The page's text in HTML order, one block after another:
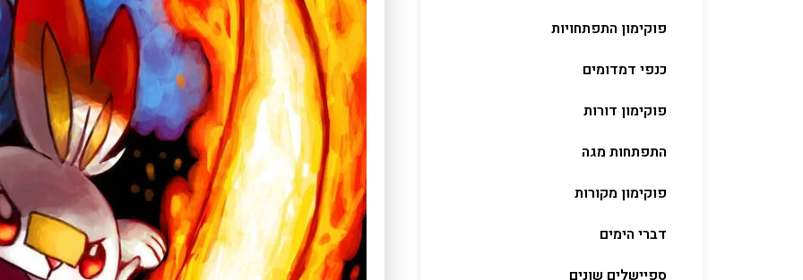
פוקימון התפתחויות
כנפי דמדומים
פוקימון דורות
התפתחות מגה
פוקימון מקורות
דברי הימים